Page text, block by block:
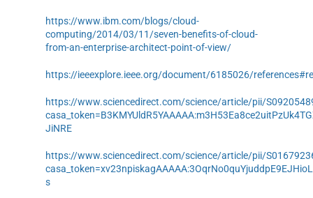
https://www.ibm.com/blogs/cloud-
computing/2014/03/11/seven-benefits-of-cloud-
from-an-enterprise-architect-point-of-view/
https://ieeexplore.ieee.org/document/6185026/
https://www.sciencedirect.com/science/article/pii/
JiNRE
https://www.sciencedirect.com/science/article/pii/
s